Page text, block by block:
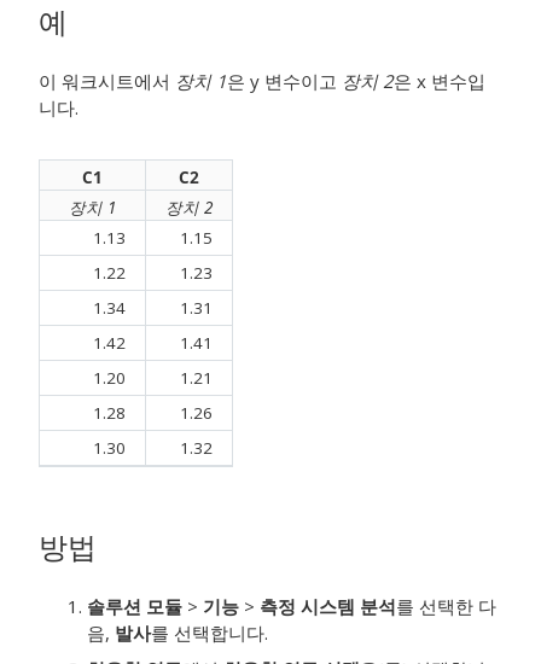
예
이 워크시트에서 장치 1은 y 변수이고 장치 2은 x 변수입
니다.
C1
C2
장치 1
장치 2
1.13
1.15
1.22
1.23
1.34
1.31
1.42
1.41
1.20
1.21
1.28
1.26
1.30
1.32
방법
솔루션 모듈 > 기능 > 측정 시스템 분석를 선택한 다
음, 발사를 선택합니다.